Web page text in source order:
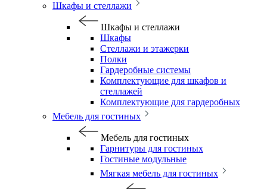
Шкафы и стеллажи
Шкафы и стеллажи
Шкафы
Стеллажи и этажерки
Полки
Гардеробные системы
Комплектующие для шкафов и
стеллажей
Комплектующие для гардеробных
Мебель для гостиных
Мебель для гостиных
Гарнитуры для гостиных
Гостиные модульные
Мягкая мебель для гостиных